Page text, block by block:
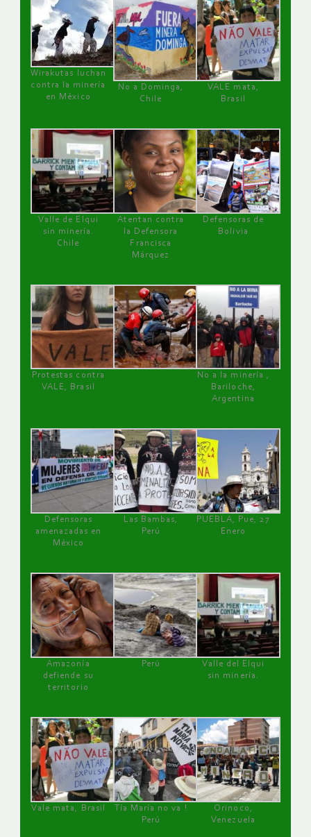
Wirakutas luchan
contra la minería
en México
No a Dominga,
Chile
VALE mata,
Brasil
Valle de Elqui
sin minería.
Chile
Atentan contra
la Defensora
Francisca
Márquez
Defensoras de
Bolivia
Protestas contra
VALE, Brasil
No a la minería ,
Bariloche,
Argentina
Defensoras
amenazadas en
México
Las Bambas,
Perú
PUEBLA, Pue, 27
Enero
Amazonía
defiende su
territorio
Perú
Valle del Elqui
sin minería.
Vale mata, Brasil
Tía María no va !
Perú
Orinoco,
Venezuela